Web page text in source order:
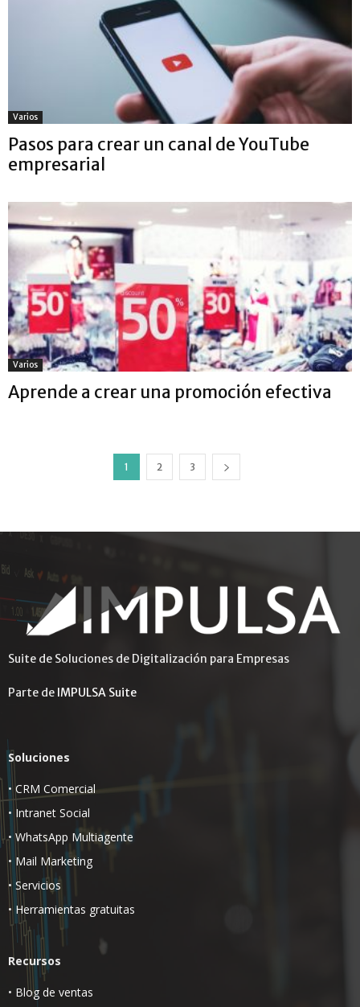
Varios
Pasos para crear un canal de YouTube
empresarial
Varios
Aprende a crear una promoción efectiva
1 2 3
Suite de Soluciones de Digitalización para Empresas
Parte de IMPULSA Suite
Soluciones
•CRM Comercial
• Intranet Social
• WhatsApp Multiagente
• Mail Marketing
• Servicios
• Herramientas gratuitas
Recursos
• Blog de ventas